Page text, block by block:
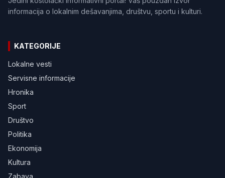
informacija o lokalnim dešavanjima, društvu, sportu i kulturi.
KATEGORIJE
Lokalne vesti
Servisne informacije
Hronika
Sport
Društvo
Politika
Ekonomija
Kultura